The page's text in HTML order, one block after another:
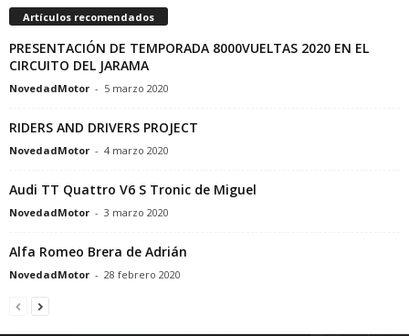
Artículos recomendados
PRESENTACIÓN DE TEMPORADA 8000VUELTAS 2020 EN EL
CIRCUITO DEL JARAMA
NovedadMotor - 5 marzo 2020
RIDERS AND DRIVERS PROJECT
NovedadMotor - 4 marzo 2020
Audi TT Quattro V6 S Tronic de Miguel
NovedadMotor - 3 marzo 2020
Alfa Romeo Brera de Adrián
NovedadMotor - 28 febrero 2020